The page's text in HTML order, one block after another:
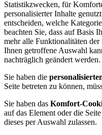
Statistikzwecken, für
personalisierter Inhalte
entscheiden, welche
beachten Sie, dass auf Basis
mehr alle Funktionalitäten
Ihnen getroffene Auswahl
nachträglich geändert werden.
Sie haben die
Seite betreten zu können,
Sie haben das Komfort-
auf das Element oder die
dieses per Auswahl zulassen.